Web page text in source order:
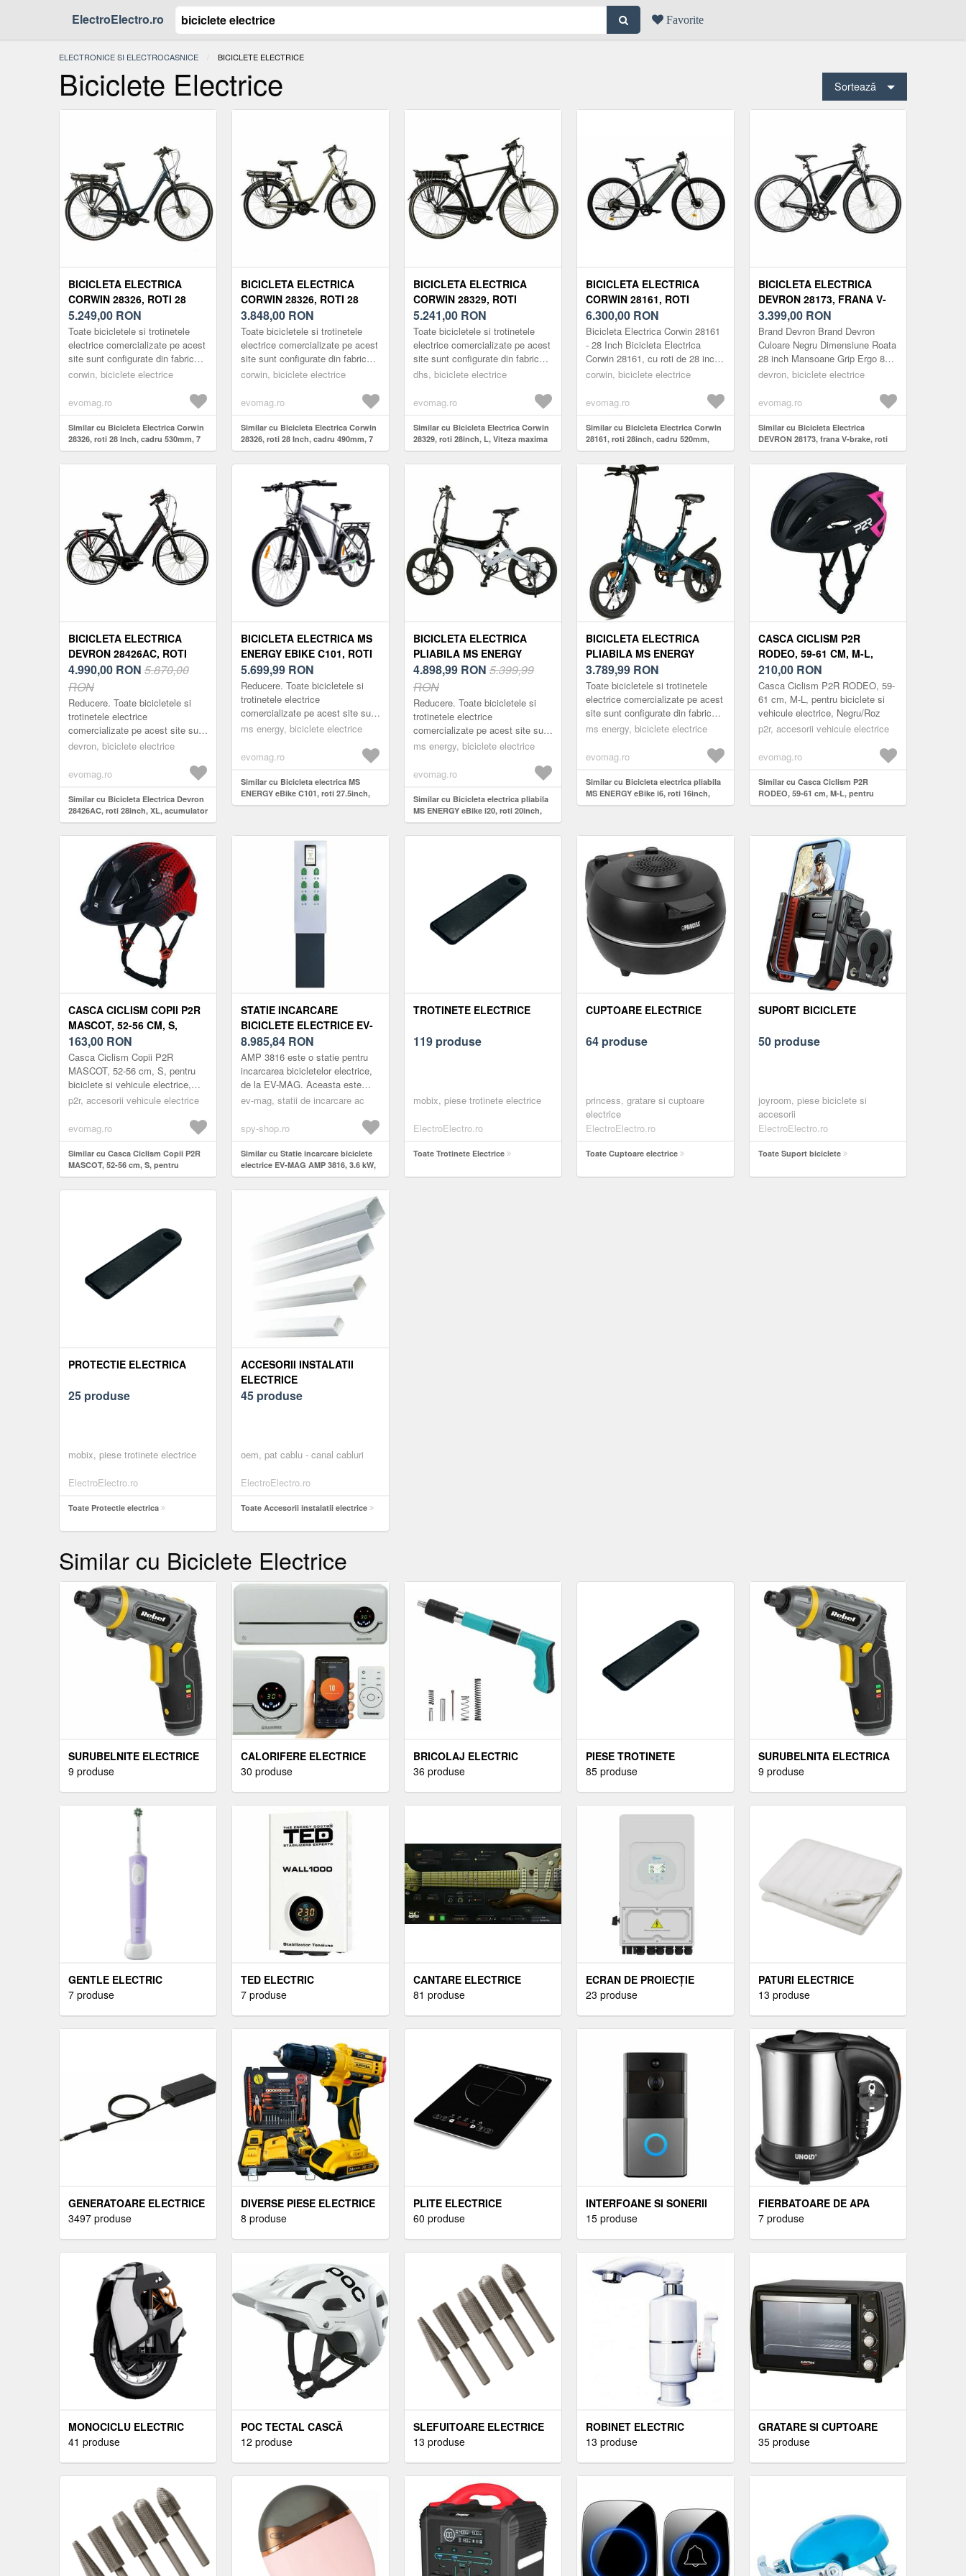
ElectroElectro.ro Favorite
ELECTRONICE SI ELECTROCASNICE ACTUAL:
BICICLETE ELECTRICE
Biciclete Electrice Sortează
BICICLETA ELECTRICA
CORWIN 28326, ROTI 28
INCH, CADRU 530MM, 7
VITEZE, MOTOR 250 W,
ALBASTRU
5.249,00 RON
Toate bicicletele si trotinetele
electrice comercializate pe acest
site sunt configurate din fabrică
pentru a respecta reglementările
corwin, biciclete electrice
evomag.ro
Similar cu Bicicleta Electrica Corwin
28326, roti 28 Inch, cadru 530mm, 7
Viteze, motor 250 W, Albastru
BICICLETA ELECTRICA
CORWIN 28326, ROTI 28
INCH, CADRU 490MM, 7
VITEZE, GRI
3.848,00 RON
Toate bicicletele si trotinetele
electrice comercializate pe acest
site sunt configurate din fabrică
pentru a respecta reglementările
corwin, biciclete electrice
evomag.ro
Similar cu Bicicleta Electrica Corwin
28326, roti 28 Inch, cadru 490mm, 7
viteze, Gri
BICICLETA ELECTRICA
CORWIN 28329, ROTI
28INCH, L, VITEZA MAXIMA
25 KM/H, PUTERE MOTOR
250 W (NEGRU)
5.241,00 RON
Toate bicicletele si trotinetele
electrice comercializate pe acest
site sunt configurate din fabrică
pentru a respecta reglementările
dhs, biciclete electrice
evomag.ro
Similar cu Bicicleta Electrica Corwin
28329, roti 28inch, L, Viteza maxima
25 km/h, Putere motor 250 W (Negru)
BICICLETA ELECTRICA
CORWIN 28161, ROTI
28INCH, CADRU 520MM,
MOTOR 250 W, 9 VITEZE,
ACUMULATOR 16.75 AH
(GRI)
6.300,00 RON
Bicicleta Electrica Corwin 28161
- 28 Inch Bicicleta Electrica
Corwin 28161, cu roti de 28 inch
reprezinta solutia perfecta pentru
corwin, biciclete electrice
evomag.ro
Similar cu Bicicleta Electrica Corwin
28161, roti 28inch, cadru 520mm,
motor 250 W, 9 viteze, acumulator
16.75 Ah (Gri)
BICICLETA ELECTRICA
DEVRON 28173, FRANA V-
BRAKE, ROTI 28 INCH,
CADRU ALUMINIU 520MM
XL, 7 VITEZE, MOTOR 250W,
NEGRU
3.399,00 RON
Brand Devron Brand Devron
Culoare Negru Dimensiune Roata
28 inch Mansoane Grip Ergo 84A
Marime XL Marime cadru 520
Model...
devron, biciclete electrice
evomag.ro
Similar cu Bicicleta Electrica
DEVRON 28173, frana V-brake, roti
28 Inch, cadru aluminiu 520mm XL, 7
viteze, motor 250W, Negru
BICICLETA ELECTRICA
DEVRON 28426AC, ROTI
28INCH, XL, ACUMULATOR
14 AH, VITEZA MAXIMA25
KM/H, PUTERE MOTOR 250
W, NEGRU
4.990,00 RON 5.870,00
RON
Reducere. Toate bicicletele si
trotinetele electrice
comercializate pe acest site sunt
configurate din fabrică pentru a
vig...
devron, biciclete electrice
evomag.ro
Similar cu Bicicleta Electrica Devron
28426AC, roti 28inch, XL, acumulator
14 Ah, Viteza maxima25 km/h, Putere
motor 250 W, Negru
BICICLETA ELECTRICA MS
ENERGY EBIKE C101, ROTI
27.5INCH, AUTONOMIE
MAXIMA 130 KM, MOTOR
250W 80NM, BATERIE LG
36V/14AH (NEGRU/GRI)
5.699,99 RON
Reducere. Toate bicicletele si
trotinetele electrice
comercializate pe acest site sunt
configurate din fabrică pentru a
vig...
ms energy, biciclete electrice
evomag.ro
Similar cu Bicicleta electrica MS
ENERGY eBike C101, roti 27.5inch,
autonomie maxima 130 km, motor
BICICLETA ELECTRICA
PLIABILA MS ENERGY
EBIKE I20, ROTI 20INCH,
AUTONOMIE MAXIMA 50
KM, MOTOR 250W, BATERIE
LG 36V/7.8AH (NEGRU/ALB)
4.898,99 RON 5.399,99
RON
Reducere. Toate bicicletele si
trotinetele electrice
comercializate pe acest site sunt
configurate din fabrică pentru a
vig...
ms energy, biciclete electrice
evomag.ro
Similar cu Bicicleta electrica pliabila
MS ENERGY eBike i20, roti 20inch,
autonomie maxima 50 km, motor
250W, baterie LG 36V/7.8Ah
BICICLETA ELECTRICA
PLIABILA MS ENERGY
EBIKE I6, ROTI 16INCH,
AUTONOMIE MAXIMA 60
KM, MOTOR 250W, BATERIE
LG 36V/10AH
(NEGRU/VERDE)
3.789,99 RON
Toate bicicletele si trotinetele
electrice comercializate pe acest
site sunt configurate din fabrică
pentru a respecta reglementările
ms energy, biciclete electrice
evomag.ro
Similar cu Bicicleta electrica pliabila
MS ENERGY eBike i6, roti 16inch,
autonomie maxima 60 km, motor
CASCA CICLISM P2R
RODEO, 59-61 CM, M-L,
PENTRU BICICLETE SI
VEHICULE ELECTRICE,
NEGRU/ROZ
210,00 RON
Casca Ciclism P2R RODEO, 59-
61 cm, M-L, pentru biciclete si
vehicule electrice, Negru/Roz
p2r, accesorii vehicule electrice
evomag.ro
Similar cu Casca Ciclism P2R
RODEO, 59-61 cm, M-L, pentru
biciclete si vehicule electrice,
CASCA CICLISM COPII P2R
MASCOT, 52-56 CM, S,
PENTRU BICICLETE SI
VEHICULE ELECTRICE,
NEGRU/ROSU
163,00 RON
Casca Ciclism Copii P2R
MASCOT, 52-56 cm, S, pentru
biciclete si vehicule electrice,
Negru/Rosu
p2r, accesorii vehicule electrice
evomag.ro
Similar cu Casca Ciclism Copii P2R
MASCOT, 52-56 cm, S, pentru
biciclete si vehicule electrice,
Negru/Rosu
STATIE INCARCARE
BICICLETE ELECTRICE EV-
MAG AMP 3816, 3.6 KW,
SCHUKO, MONOFAZAT,
INCARCARE SIMULTANA
8.985,84 RON
AMP 3816 este o statie pentru
incarcarea bicicletelor electrice,
de la EV-MAG. Aceasta este
configurabila ON-Line si OFF-
ev-mag, statii de incarcare ac
spy-shop.ro
Similar cu Statie incarcare biciclete
electrice EV-MAG AMP 3816, 3.6 kW,
Schuko, monofazat, incarcare
simultana
TROTINETE ELECTRICE
119 produse
mobix, piese trotinete electrice
ElectroElectro.ro
Toate Trotinete Electrice
CUPTOARE ELECTRICE
64 produse
princess, gratare si cuptoare
electrice
ElectroElectro.ro
Toate Cuptoare electrice
SUPORT BICICLETE
50 produse
joyroom, piese biciclete si
accesorii
ElectroElectro.ro
Toate Suport biciclete
PROTECTIE ELECTRICA
25 produse
mobix, piese trotinete electrice
ElectroElectro.ro
Toate Protectie electrica
ACCESORII INSTALATII
ELECTRICE
45 produse
oem, pat cablu - canal cabluri
ElectroElectro.ro
Toate Accesorii instalatii electrice
Similar cu Biciclete Electrice
SURUBELNITE ELECTRICE
9 produse
CALORIFERE ELECTRICE
30 produse
BRICOLAJ ELECTRIC
36 produse
PIESE TROTINETE
ELECTRICE
85 produse
SURUBELNITA ELECTRICA
9 produse
GENTLE ELECTRIC
7 produse
TED ELECTRIC
7 produse
CANTARE ELECTRICE
81 produse
ECRAN DE PROIECȚIE
ELECTRIC
23 produse
PATURI ELECTRICE
13 produse
GENERATOARE ELECTRICE
3497 produse
DIVERSE PIESE ELECTRICE
8 produse
PLITE ELECTRICE
60 produse
INTERFOANE SI SONERII
ELECTRICE
15 produse
FIERBATOARE DE APA
ELECTRICE
7 produse
MONOCICLU ELECTRIC
41 produse
POC TECTAL CASCĂ
BICICLETĂ
12 produse
SLEFUITOARE ELECTRICE
13 produse
ROBINET ELECTRIC
13 produse
GRATARE SI CUPTOARE
ELECTRICE
35 produse